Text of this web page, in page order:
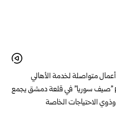
متواصلة لخدمة الأهالي